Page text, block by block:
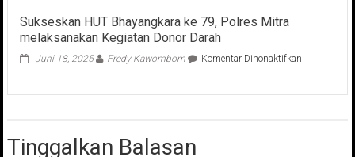
Sukseskan HUT Bhayangkara ke 79, Polres Mitra
melaksanakan Kegiatan Donor Darah
Juni 18, 2025 Fredy Kawombom Komentar Dinonaktifkanpada
Tinggalkan Balasan